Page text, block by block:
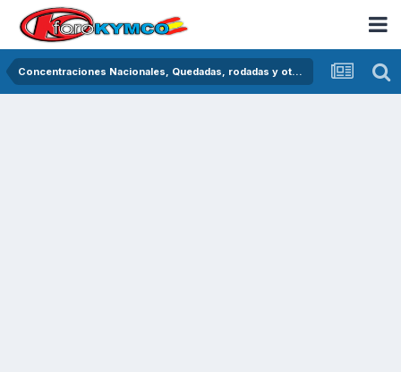
Concentraciones Nacionales, Quedadas, rodadas y otras crónicas del asfalto